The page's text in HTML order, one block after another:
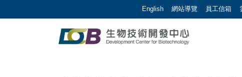
English 網站導覽 員工信箱
生物技術開發中心 | 生